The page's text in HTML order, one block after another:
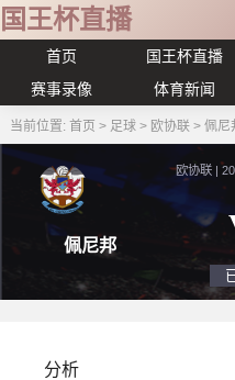
国王杯直播
首页 国王杯直播
赛事录像
体育新闻
当前位置: 首页 > 足球> 欧协联> 佩尼
佩尼邦
分析